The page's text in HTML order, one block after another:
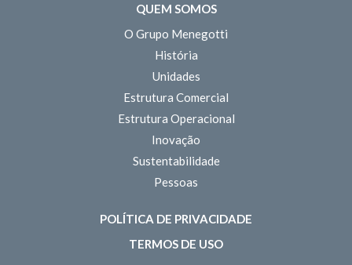
QUEM SOMOS
O Grupo Menegotti
História
Unidades
Estrutura Comercial
Estrutura Operacional
Inovação
Sustentabilidade
Pessoas
POLÍTICA DE PRIVACIDADE
TERMOS DE USO